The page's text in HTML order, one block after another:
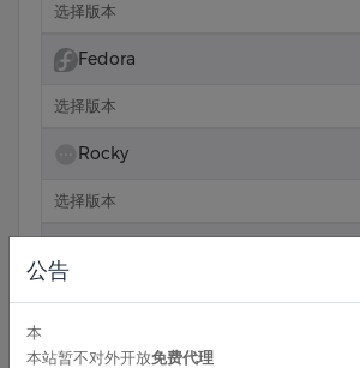
选择版本
Fedora
选择版本
Rocky
选择版本
公告
本
本站暂不对外开放免费代理